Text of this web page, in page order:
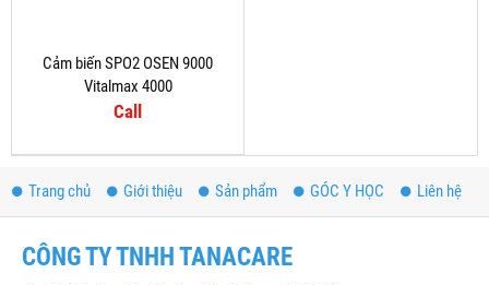
Cảm biến SPO2 OSEN 9000
Vitalmax 4000
Call
Trang chủ Giới thiệu Sản phẩm GÓC Y HỌC Liên hệ
CÔNG TY TNHH TANACARE